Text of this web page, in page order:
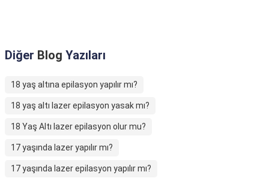
Diğer Blog Yazıları
18 yaş altına epilasyon yapılır mı?
18 yaş altı lazer epilasyon yasak mı?
18 Yaş Altı lazer epilasyon olur mu?
17 yaşında lazer yapılır mı?
17 yaşında lazer epilasyon yapılır mı?